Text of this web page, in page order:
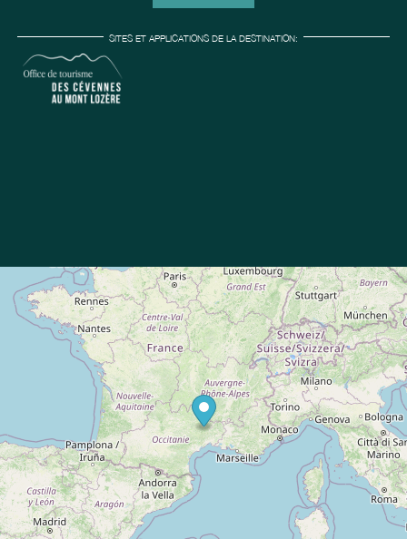
SITES ET APPLICATIONS DE LA DESTINATION: